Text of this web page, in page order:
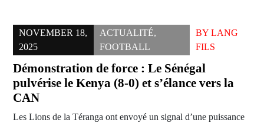
NOVEMBER 18,
2025
ACTUALITÉ,
FOOTBALL
BYLANG
FILS
Démonstration de force : Le Sénégal
pulvérise le Kenya (8-0) et s’élance vers la
CAN
Les Lions de la Téranga ont envoyé un signal d’une puissance